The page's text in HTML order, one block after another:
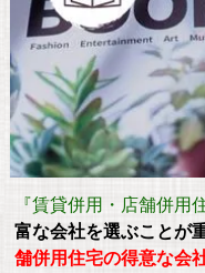
『賃貸併用・店舗併用
富な会社を選ぶことが
舗併用住宅の得意な会